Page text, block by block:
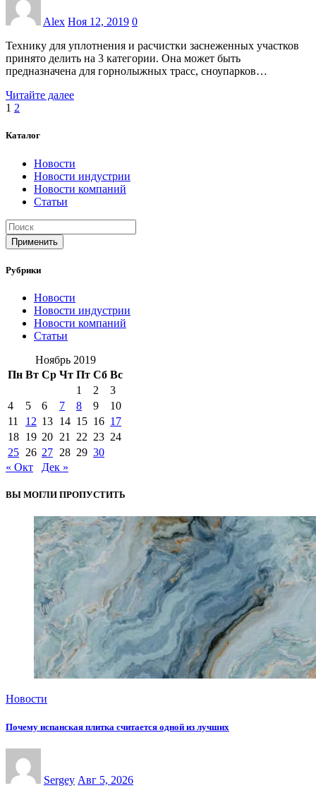
Alex Ноя 12, 2019 0
Технику для уплотнения и расчистки заснеженных участков
принято делить на 3 категории. Она может быть
предназначена для горнолыжных трасс, сноупарков…
Читайте далее
Пагинация
записей
1 2
Каталог
Новости
Новости индустрии
Новости компаний
Статьи
Применить
Рубрики
Новости
Новости индустрии
Новости компаний
Статьи
Ноябрь 2019
Пн Вт Ср Чт Пт Сб Вс
1
2
3
4
5 6 7 8 9
10
11
12 13 14 15 16 17
18 19 20 21 22 23 24
25 26 27 28 29 30
« Окт
Дек »
ВЫ МОГЛИ ПРОПУСТИТЬ
Новости
Почему испанская плитка считается одной из лучших
Sergey Авг 5, 2026